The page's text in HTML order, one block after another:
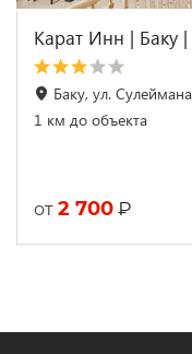
Карат Инн | Баку
Баку, ул.
1 км до объекта
от 2 700 ₽